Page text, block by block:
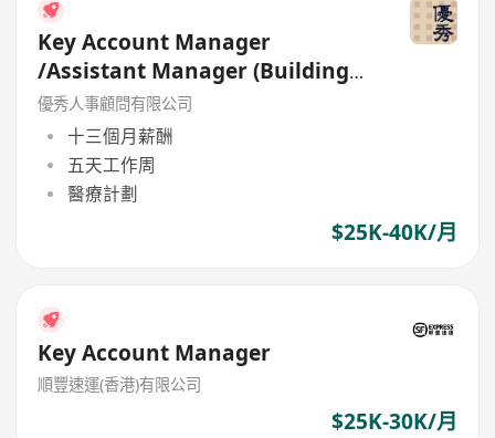
Key Account Manager
/Assistant Manager (Building
Material ) up to 40K and bonus
優秀人事顧問有限公司
十三個月薪酬
五天工作周
醫療計劃
$25K-40K/月
Key Account Manager
順豐速運(香港)有限公司
$25K-30K/月